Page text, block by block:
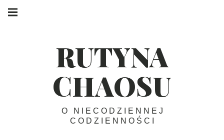
Skip
RUTYNA
CHAOSU
O NIECODZIENNEJ
CODZIENNOŚCI
navigation